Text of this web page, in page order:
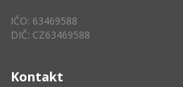
IČO: 63469588
DIČ: CZ63469588
Kontakt